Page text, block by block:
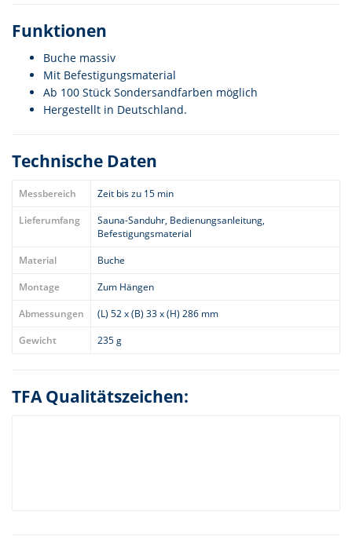
Funktionen
Buche massiv
Mit Befestigungsmaterial
Ab 100 Stück Sondersandfarben möglich
Hergestellt in Deutschland.
Technische Daten
Messbereich
Zeit bis zu 15 min
Lieferumfang
Sauna-Sanduhr, Bedienungsanleitung,
Befestigungsmaterial
Material
Buche
Montage
Zum Hängen
Abmessungen
(L) 52 x (B) 33 x (H) 286 mm
Gewicht
235 g
TFA Qualitätszeichen: